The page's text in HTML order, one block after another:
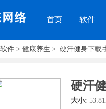
首页 软件
软件 > 健康养生 > 硬汗健身下载
硬汗
大小: